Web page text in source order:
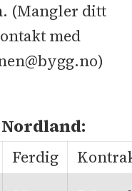
(Mangler ditt
med
Ferdig